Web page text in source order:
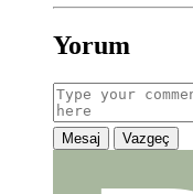
Yorum
Mesaj Vazgeç